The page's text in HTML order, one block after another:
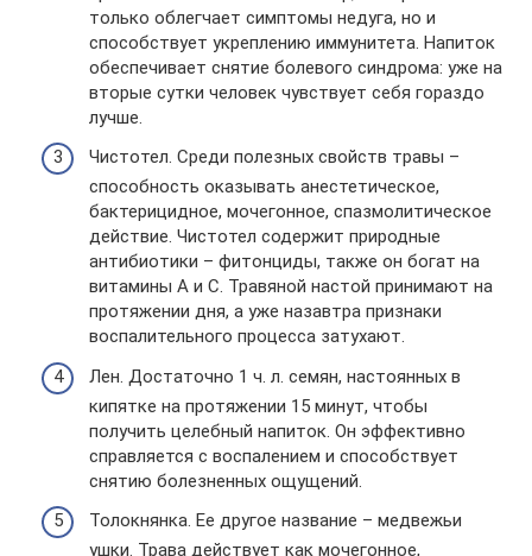
только облегчает симптомы недуга, но и
способствует укреплению иммунитета. Напиток
обеспечивает снятие болевого синдрома: уже на
вторые сутки человек чувствует себя гораздо
лучше.
Чистотел. Среди полезных свойств травы –
способность оказывать анестетическое,
бактерицидное, мочегонное, спазмолитическое
действие. Чистотел содержит природные
антибиотики – фитонциды, также он богат на
витамины А и С. Травяной настой принимают на
протяжении дня, а уже назавтра признаки
воспалительного процесса затухают.
Лен. Достаточно 1 ч. л. семян, настоянных в
кипятке на протяжении 15 минут, чтобы
получить целебный напиток. Он эффективно
справляется с воспалением и способствует
снятию болезненных ощущений.
Толокнянка. Ее другое название – медвежьи
ушки. Трава действует как мочегонное,